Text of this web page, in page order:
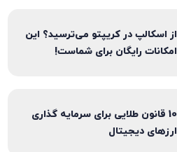
از اسکالپ در کریپتو می‌ترسید؟ این
امکانات رایگان برای شماست!
10 قانون طلایی برای سرمایه گذاری
ارزهای دیجیتال